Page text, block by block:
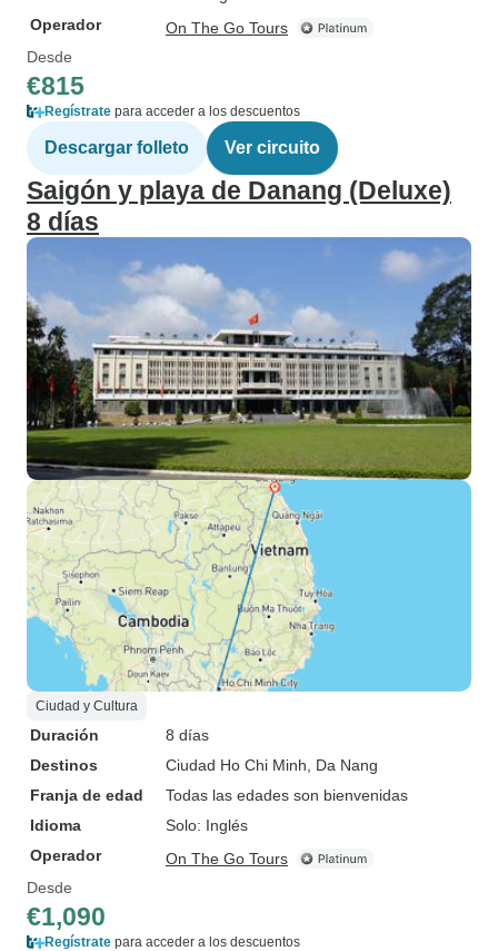
Operador
On The Go Tours
Desde
€815
Regístrate para acceder a los descuentos
Descargar folleto Ver circuito
Saigón y playa de Danang (Deluxe)
8 días
Ciudad y Cultura
Duración
8 días
Destinos
Ciudad Ho Chi Minh , Da Nang
Franja de edad
Todas las edades son bienvenidas
Idioma
Solo: Inglés
Operador
On The Go Tours
Desde
€1,090
Regístrate para acceder a los descuentos